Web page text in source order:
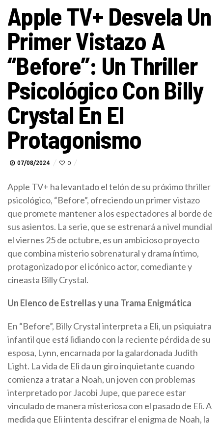
Apple TV+ Desvela Un
Primer Vistazo A
“Before”: Un Thriller
Psicológico Con Billy
Crystal En El
Protagonismo
07/08/2024 0
Apple TV+ ha levantado el telón de su próximo thriller
psicológico, “Before”, ofreciendo un primer vistazo
que promete mantener a los espectadores al borde de
sus asientos. La serie, que se estrenará a nivel mundial
el viernes 25 de octubre, es un ambicioso proyecto
que combina misterio sobrenatural y drama íntimo,
protagonizado por el icónico actor, comediante y
cineasta Billy Crystal.
Un Elenco de Estrellas y una Trama Enigmática
En “Before”, Billy Crystal interpreta a Eli, un psiquiatra
infantil que está lidiando con la reciente pérdida de su
esposa, Lynn, encarnada por la galardonada Judith
Light. La vida de Eli da un giro inquietante cuando
comienza a tratar a Noah, un joven con problemas
interpretado por Jacobi Jupe, que parece estar
vinculado de manera misteriosa con el pasado de Eli. A
medida que Eli intenta descifrar el enigma de Noah, la